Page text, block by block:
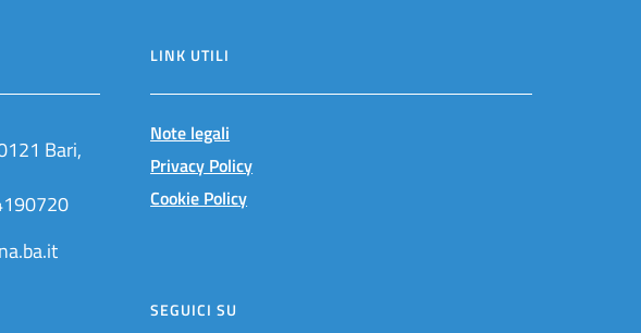
Bari,
LINK UTILI
Note legali
Privacy Policy
Cookie Policy
SEGUICI SU